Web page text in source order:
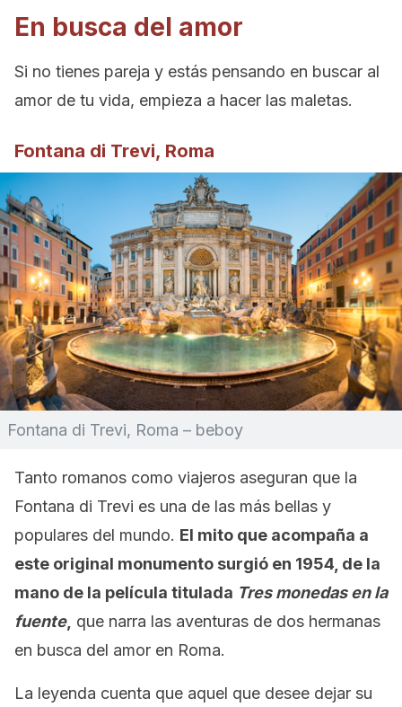
En busca del amor
Si no tienes pareja y estás pensando en buscar al
amor de tu vida, empieza a hacer las maletas.
Fontana di Trevi, Roma
Fontana di Trevi, Roma – beboy
Tanto romanos como viajeros aseguran que la
Fontana di Trevi es una de las más bellas y
populares del mundo. El mito que acompaña a
este original monumento surgió en 1954, de la
mano de la película titulada Tres monedas en la
fuente, que narra las aventuras de dos hermanas
en busca del amor en Roma.
La leyenda cuenta que aquel que desee dejar su